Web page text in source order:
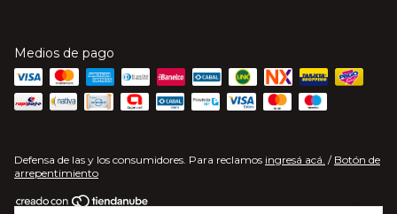
Medios de pago
Defensa de las y los consumidores. Para reclamos ingresá acá. / Botón de
arrepentimiento